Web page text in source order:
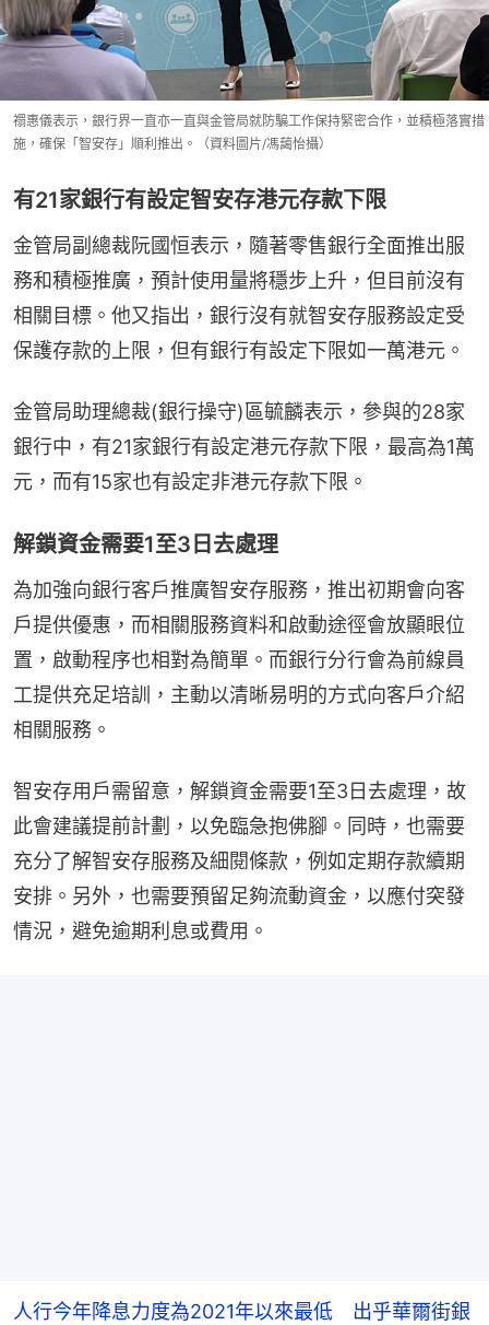
禤惠儀表示，銀行界一直亦一直與金管局就防騙工作保持緊密合作，並積極落實措
施，確保「智安存」順利推出。（資料圖片/馮藹怡攝）
有21家銀行有設定智安存港元存款下限
金管局副總裁阮國恒表示，隨著零售銀行全面推出服
務和積極推廣，預計使用量將穩步上升，但目前沒有
相關目標。他又指出，銀行沒有就智安存服務設定受
保護存款的上限，但有銀行有設定下限如一萬港元。
金管局助理總裁(銀行操守)區毓麟表示，參與的28家
銀行中，有21家銀行有設定港元存款下限，最高為1萬
元，而有15家也有設定非港元存款下限。
解鎖資金需要1至3日去處理
為加強向銀行客戶推廣智安存服務，推出初期會向客
戶提供優惠，而相關服務資料和啟動途徑會放顯眼位
置，啟動程序也相對為簡單。而銀行分行會為前線員
工提供充足培訓，主動以清晰易明的方式向客戶介紹
相關服務。
智安存用戶需留意，解鎖資金需要1至3日去處理，故
此會建議提前計劃，以免臨急抱佛腳。同時，也需要
充分了解智安存服務及細閱條款，例如定期存款續期
安排。另外，也需要預留足夠流動資金，以應付突發
情況，避免逾期利息或費用。
人行今年降息力度為2021年以來最低 出乎華爾街銀